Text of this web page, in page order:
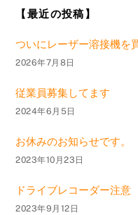
【最近の投稿】
ついにレーザー溶接機を
2026年7月8日
従業員募集してます
2024年6月5日
お休みのお知らせです。
2023年10月23日
ドライブレコーダー注意
2023年9月12日